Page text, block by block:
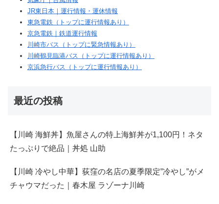
JR東日本｜運行情報・運休情報
東急電鉄（トップに運行情報あり）
京急電鉄｜鉄道運行情報
川崎市バス（トップに緊急情報あり）
川崎鶴見臨港バス（トップに運行情報あり）
京浜急行バス（トップに運行情報あり）
最近の投稿
【川崎 海鮮丼】魚屋さんの特上海鮮丼が1,100円！ネタ
たっぷりで絶品｜丼処 山助
【川崎 冷やし中華】荻窪の名店の夏季限定”冷やし”がメ
チャウマだった｜春木屋 ラゾーナ川崎